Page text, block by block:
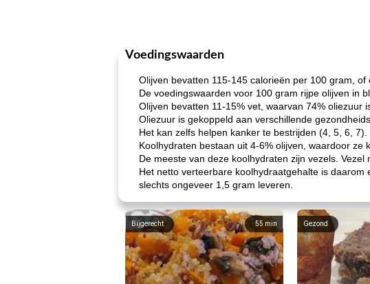
Voedingswaarden
Olijven bevatten 115-145 calorieën per 100 gram, of
De voedingswaarden voor 100 gram rijpe olijven in
Olijven bevatten 11-15% vet, waarvan 74% oliezuur
Oliezuur is gekoppeld aan verschillende
Het kan zelfs helpen kanker te bestrijden (4, 5, 6, 7).
Koolhydraten bestaan ​​uit 4-6% olijven, waardoor ze
De meeste van deze koolhydraten zijn vezels.
Het netto verteerbare koolhydraatgehalte is
slechts ongeveer 1,5 gram leveren.
55 min
Bijgerecht Gezond